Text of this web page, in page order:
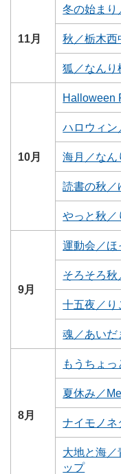
11月
冬の始まり
秋／栃木西
狐／なんり
10月
Halloween
ハロウィン
海月／なん
読書の秋／
やっと秋／
9月
運動会／ほ
そろそろ秋
十五夜／り
魂／あいだ
8月
もうちょ
夏休み／
ナイモノネ
大地と海
ップ